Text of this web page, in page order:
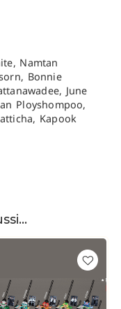
Namtan
Bonnie
June
Ployshompoo,
Kapook